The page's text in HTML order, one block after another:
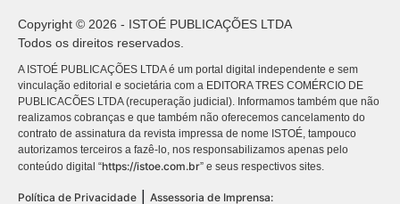
Copyright © 2026 - ISTOÉ PUBLICAÇÕES LTDA
Todos os direitos reservados.
A ISTOÉ PUBLICAÇÕES LTDA é um portal digital independente e sem
vinculação editorial e societária com a EDITORA TRES COMÉRCIO DE
PUBLICACÕES LTDA (recuperação judicial). Informamos também que não
realizamos cobranças e que também não oferecemos cancelamento do
contrato de assinatura da revista impressa de nome ISTOÉ, tampouco
autorizamos terceiros a fazê-lo, nos responsabilizamos apenas pelo
conteúdo digital “https://istoe.com.br” e seus respectivos sites.
Política de Privacidade Assessoria de Imprensa: